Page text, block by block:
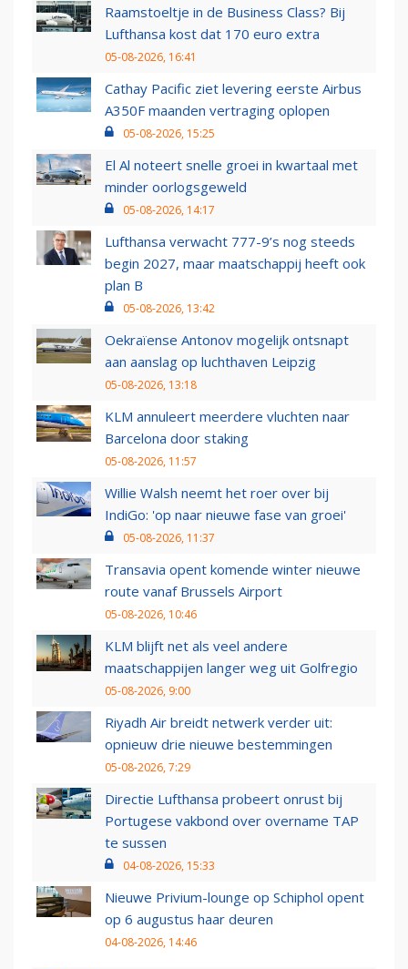
Raamstoeltje in de Business Class? Bij
Lufthansa kost dat 170 euro extra
05-08-2026, 16:41
Cathay Pacific ziet levering eerste Airbus
A350F maanden vertraging oplopen
05-08-2026, 15:25
El Al noteert snelle groei in kwartaal met
minder oorlogsgeweld
05-08-2026, 14:17
Lufthansa verwacht 777-9’s nog steeds
begin 2027, maar maatschappij heeft ook
plan B
05-08-2026, 13:42
Oekraïense Antonov mogelijk ontsnapt
aan aanslag op luchthaven Leipzig
05-08-2026, 13:18
KLM annuleert meerdere vluchten naar
Barcelona door staking
05-08-2026, 11:57
Willie Walsh neemt het roer over bij
IndiGo: 'op naar nieuwe fase van groei'
05-08-2026, 11:37
Transavia opent komende winter nieuwe
route vanaf Brussels Airport
05-08-2026, 10:46
KLM blijft net als veel andere
maatschappijen langer weg uit Golfregio
05-08-2026, 9:00
Riyadh Air breidt netwerk verder uit:
opnieuw drie nieuwe bestemmingen
05-08-2026, 7:29
Directie Lufthansa probeert onrust bij
Portugese vakbond over overname TAP
te sussen
04-08-2026, 15:33
Nieuwe Privium-lounge op Schiphol opent
op 6 augustus haar deuren
04-08-2026, 14:46